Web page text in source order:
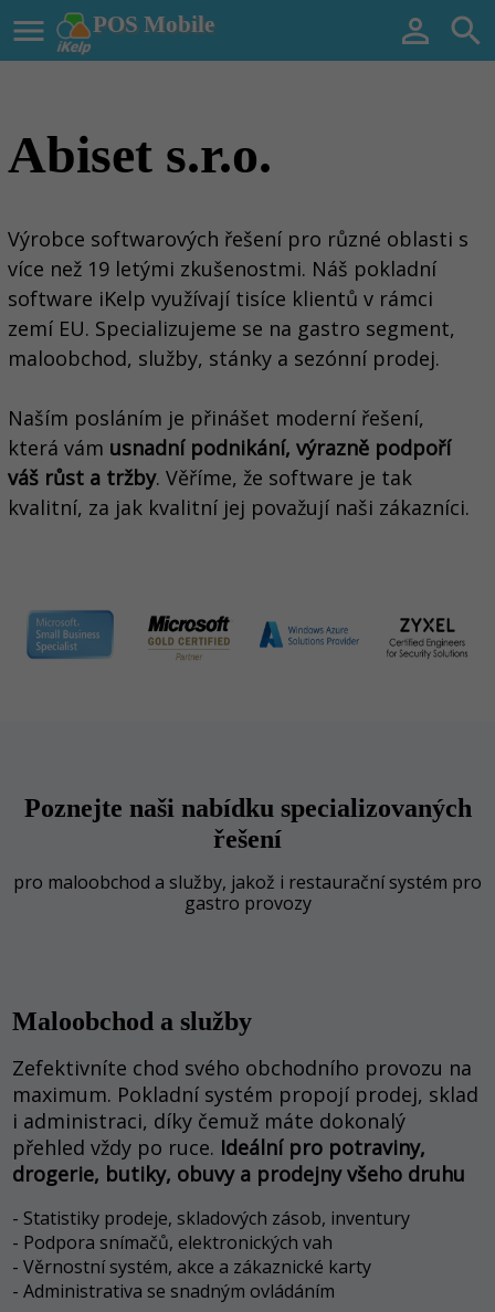
POS Mobile
  
Abiset s.r.o.
Výrobce softwarových řešení pro různé oblasti s
více než 19 letými zkušenostmi. Náš pokladní
software iKelp využívají tisíce klientů v rámci
zemí EU. Specializujeme se na gastro segment,
maloobchod, služby, stánky a sezónní prodej.
Naším posláním je přinášet moderní řešení,
která vám usnadní podnikání, výrazně podpoří
váš růst a tržby. Věříme, že software je tak
kvalitní, za jak kvalitní jej považují naši zákazníci.
Poznejte naši nabídku specializovaných
řešení
pro maloobchod a služby, jakož i restaurační systém pro
gastro provozy
Maloobchod a služby
Zefektivníte chod svého obchodního provozu na
maximum. Pokladní systém propojí prodej, sklad
i administraci, díky čemuž máte dokonalý
přehled vždy po ruce. Ideální pro potraviny,
drogerie, butiky, obuvy a prodejny všeho druhu
- Statistiky prodeje, skladových zásob, inventury
- Podpora snímačů, elektronických vah
- Věrnostní systém, akce a zákaznické karty
- Administrativa se snadným ovládáním